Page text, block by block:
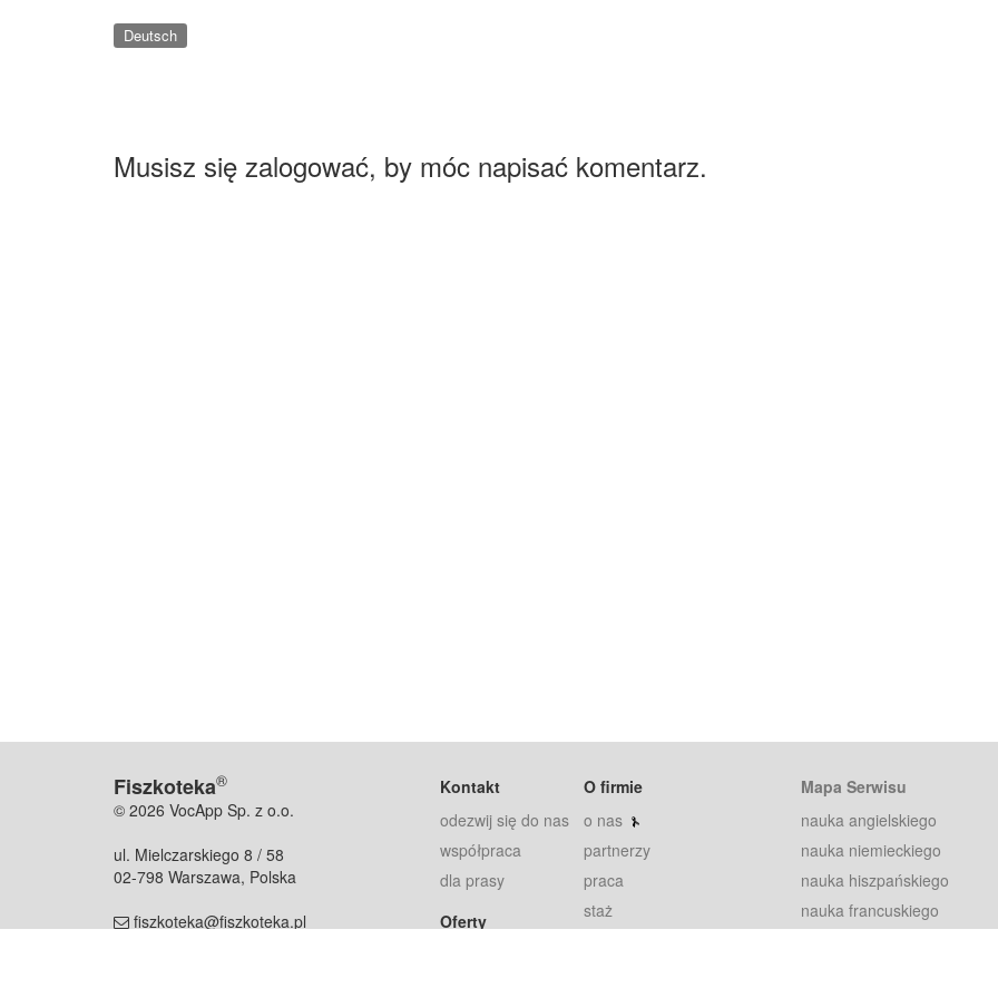
Deutsch
Musisz się zalogować, by móc napisać komentarz.
Fiszkoteka®
© 2026 VocApp Sp. z o.o.
ul. Mielczarskiego 8 / 58
02-798 Warszawa, Polska
fiszkoteka@fiszkoteka.pl
Kontakt
odezwij się do nas
współpraca
dla prasy
Oferty
O firmie
o nas
partnerzy
praca
staż
Mapa Serwisu
nauka angielskiego
nauka niemieckiego
nauka hiszpańskiego
nauka francuskiego